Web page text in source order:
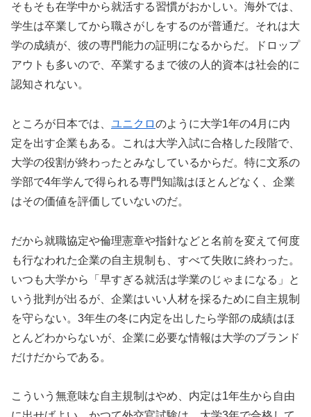
そもそも在学中から就活する習慣がおかしい。海外では、
学生は卒業してから職さがしをするのが普通だ。それは大
学の成績が、彼の専門能力の証明になるからだ。ドロップ
アウトも多いので、卒業するまで彼の人的資本は社会的に
認知されない。
ところが日本では、 ユニクロのように大学1年の4月に内
定を出す企業もある。これは大学入試に合格した段階で、
大学の役割が終わったとみなしているからだ。特に文系の
学部で4年学んで得られる専門知識はほとんどなく、企業
はその価値を評価していないのだ。
だから就職協定や倫理憲章や指針などと名前を変えて何度
も行なわれた企業の自主規制も、すべて失敗に終わった。
いつも大学から「早すぎる就活は学業のじゃまになる」と
いう批判が出るが、企業はいい人材を採るために自主規制
を守らない。3年生の冬に内定を出したら学部の成績はほ
とんどわからないが、企業に必要な情報は大学のブランド
だけだからである。
こういう無意味な自主規制はやめ、内定は1年生から自由